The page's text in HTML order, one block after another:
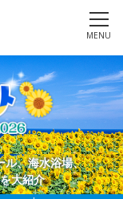
MENU
ル、海水浴場、
大紹介